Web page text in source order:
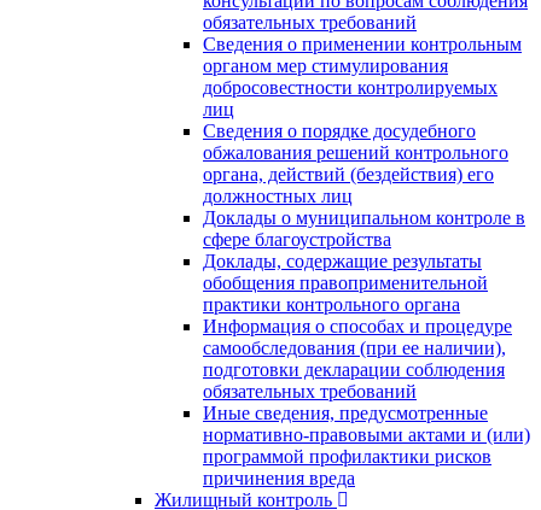
обязательных требований
Сведения о применении контрольным
органом мер стимулирования
добросовестности контролируемых
лиц
Сведения о порядке досудебного
обжалования решений контрольного
органа, действий (бездействия) его
должностных лиц
Доклады о муниципальном контроле в
сфере благоустройства
Доклады, содержащие результаты
обобщения правоприменительной
практики контрольного органа
Информация о способах и процедуре
самообследования (при ее наличии),
подготовки декларации соблюдения
обязательных требований
Иные сведения, предусмотренные
нормативно-правовыми актами и (или)
программой профилактики рисков
причинения вреда
Жилищный контроль